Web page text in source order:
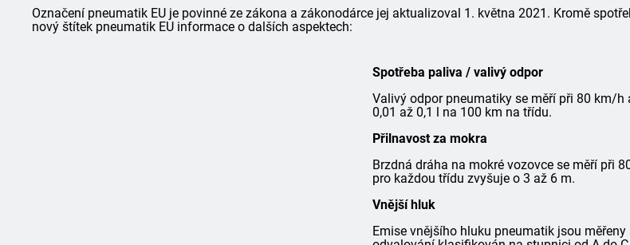
Označení pneumatik EU je povinné ze zákona a zákonodárce jej aktualizoval 1. května 2021. Kromě
nový štítek pneumatik EU informace o dalších aspektech:
Spotřeba paliva / valivý odpor
Valivý odpor pneumatiky se měří při 80 km/
0,01 až 0,1 l na 100 km na třídu.
Přilnavost za mokra
Brzdná dráha na mokré vozovce se měří při
pro každou třídu zvyšuje o 3 až 6 m.
Vnější hluk
Emise vnějšího hluku pneumatik jsou